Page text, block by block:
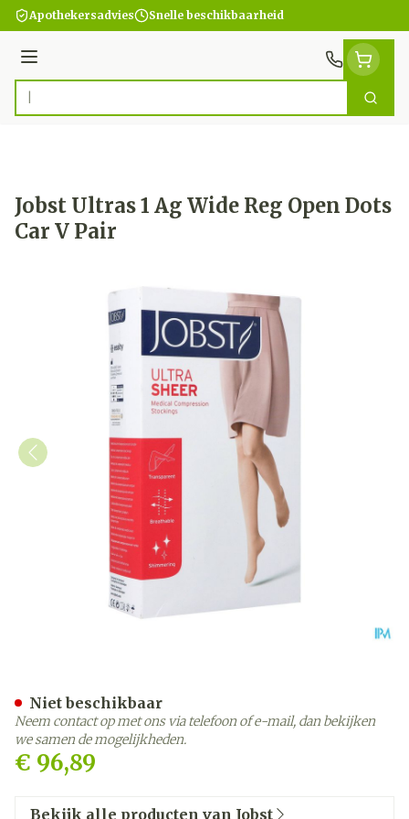
Ga naar de inhoud
Apothekersadvies Snelle beschikbaarheid
Menu
Product, merk, categorie... Zoek
Jobst Ultras 1 Ag Wide Reg Open Dots
Car V Pair
€ 96,89
Niet beschikbaar
Neem contact op met ons via telefoon of e-mail, dan bekijken
we samen de mogelijkheden.
Bekijk alle producten van Jobst